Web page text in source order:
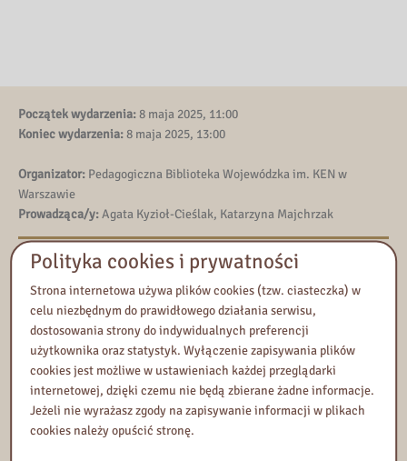
Początek wydarzenia:8 maja 2025, 11:00
Koniec wydarzenia:8 maja 2025, 13:00
Organizator: Pedagogiczna Biblioteka Wojewódzka im. KEN w
Warszawie
Prowadząca/y:Agata Kyzioł-Cieślak, Katarzyna Majchrzak
Kontakt
Tel:501379703
E-mail:wspomaganie.edukacji@pbw.waw.pl
Dodaj do Kalendarza Google
Eksportuj iCal
Rejestracja na wydarzenie
Polityka cookies i prywatności
Strona internetowa używa plików cookies (tzw. ciasteczka) w
celu niezbędnym do prawidłowego działania serwisu,
dostosowania strony do indywidualnych preferencji
użytkownika oraz statystyk. Wyłączenie zapisywania plików
cookies jest możliwe w ustawieniach każdej przeglądarki
internetowej, dzięki czemu nie będą zbierane żadne informacje.
Jeżeli nie wyrażasz zgody na zapisywanie informacji w plikach
cookies należy opuścić stronę.